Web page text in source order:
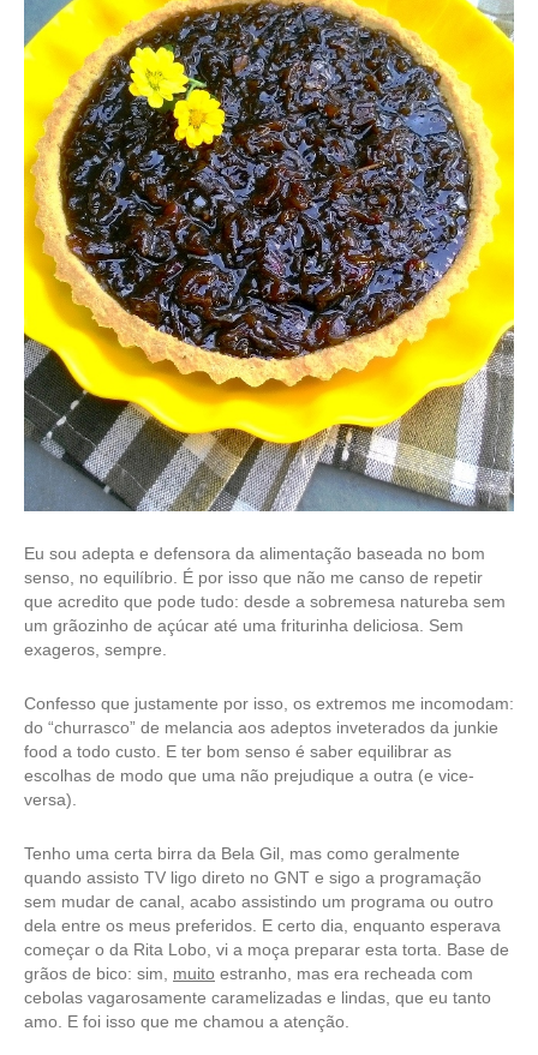
Eu sou adepta e defensora da alimentação baseada no bom
senso, no equilíbrio. É por isso que não me canso de repetir
que acredito que pode tudo: desde a sobremesa natureba sem
um grãozinho de açúcar até uma friturinha deliciosa. Sem
exageros, sempre.
Confesso que justamente por isso, os extremos me incomodam:
do “churrasco” de melancia aos adeptos inveterados da junkie
food a todo custo. E ter bom senso é saber equilibrar as
escolhas de modo que uma não prejudique a outra (e vice-
versa).
Tenho uma certa birra da Bela Gil, mas como geralmente
quando assisto TV ligo direto no GNT e sigo a programação
sem mudar de canal, acabo assistindo um programa ou outro
dela entre os meus preferidos. E certo dia, enquanto esperava
começar o da Rita Lobo, vi a moça preparar esta torta. Base de
grãos de bico: sim, muito estranho, mas era recheada com
cebolas vagarosamente caramelizadas e lindas, que eu tanto
amo. E foi isso que me chamou a atenção.